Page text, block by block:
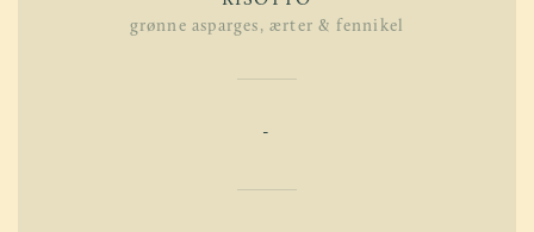
grønne asparges, ærter & fennikel
-